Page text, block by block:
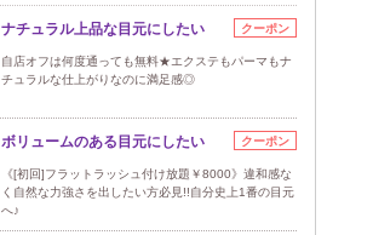
ナチュラル上品な目元にしたい クーポン
自店オフは何度通っても無料★エクステもパーマもナ
チュラルな仕上がりなのに満足感◎
ボリュームのある目元にしたい クーポン
《[初回]フラットラッシュ付け放題￥8000》違和感な
く自然な力強さを出したい方必見!!自分史上1番の目元
へ♪